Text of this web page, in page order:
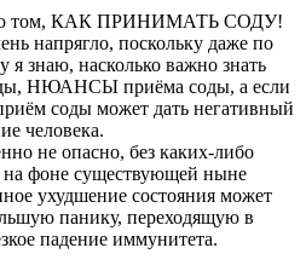
о том, КАК ПРИНИМАТЬ СОДУ!
напрягло, поскольку даже по
я знаю, насколько важно знать
НЮАНСЫ приёма соды, а если
соды может дать негативный
человека.
не опасно, без каких-либо
на фоне существующей ныне
ухудшение состояния может
панику, переходящую в
падение иммунитета.